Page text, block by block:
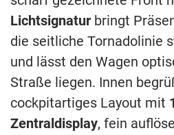
Lichtsignatur bringt
die seitliche Tornadolinie
und lässt den Wagen
Straße liegen. Innen
cockpitartiges Layout mit
Zentraldisplay, fein